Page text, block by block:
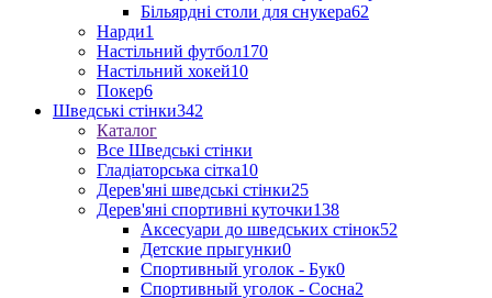
Більярдні столи для снукера62
Нарди1
Настільний футбол170
Настільний хокей10
Покер6
Шведські стінки342
Каталог
Все Шведські стінки
Гладіаторська сітка10
Дерев'яні шведські стінки25
Дерев'яні спортивні куточки138
Аксесуари до шведських стінок52
Детские прыгунки0
Спортивный уголок - Бук0
Спортивный уголок - Сосна2